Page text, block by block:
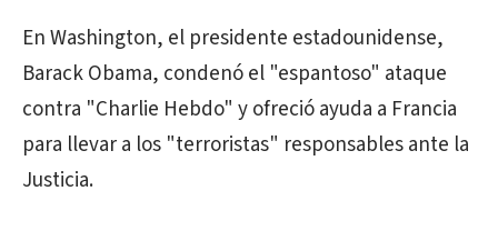
En Washington, el presidente estadounidense,
Barack Obama, condenó el "espantoso" ataque
contra "Charlie Hebdo" y ofreció ayuda a Francia
para llevar a los "terroristas" responsables ante la
Justicia.